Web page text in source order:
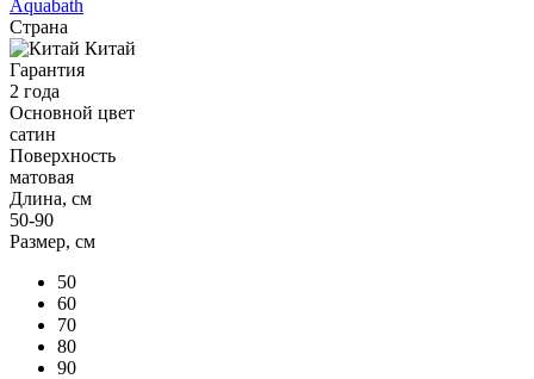
Aquabath
Страна
Китай
Гарантия
2 года
Основной цвет
сатин
Поверхность
матовая
Длина, см
50-90
Размер, см
50
60
70
80
90